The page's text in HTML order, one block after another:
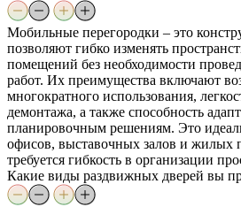
Мобильные перегородки – это
позволяют гибко изменять
помещений без необходимости
работ. Их преимущества включают
многократного использования,
демонтажа, а также способность
планировочным решениям. Это
офисов, выставочных залов и жилых
требуется гибкость в организации
Какие виды раздвижных дверей вы